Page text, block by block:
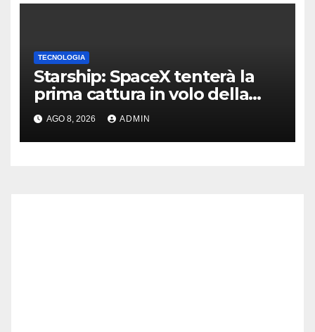
TECNOLOGIA
Starship: SpaceX tenterà la
prima cattura in volo della
navetta
AGO 8, 2026 ADMIN